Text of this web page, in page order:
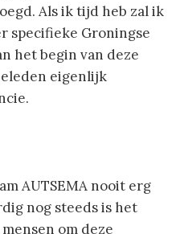
Als ik tijd heb zal ik
specifieke Groningse
het begin van deze
eigenlijk
AUTSEMA nooit erg
nog steeds is het
om deze